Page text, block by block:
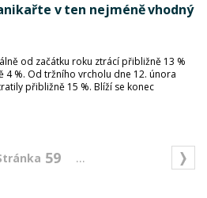
v ten nejméně vhodný
od začátku roku ztrácí přibližně 13 %
4 %. Od tržního vrcholu dne 12. února
přibližně 15 %. Blíží se konec
59 ...